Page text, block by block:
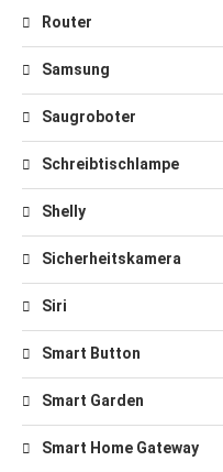
Router
Samsung
Saugroboter
Schreibtischlampe
Shelly
Sicherheitskamera
Siri
Smart Button
Smart Garden
Smart Home Gateway